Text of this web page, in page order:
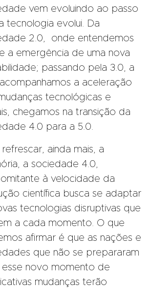
vem evoluindo ao passo
tecnologia evolui. Da
2.0, onde entendemos
a emergência de uma nova
passando pela 3.0, a
a aceleração
tecnológicas e
chegamos na transição da
4.0 para a 5.0.
refrescar, ainda mais, a
a sociedade 4.0,
à velocidade da
científica busca se adaptar
tecnologias disruptivas que
a cada momento. O que
afirmar é que as nações e
que não se prepararam
esse novo momento de
mudanças terão